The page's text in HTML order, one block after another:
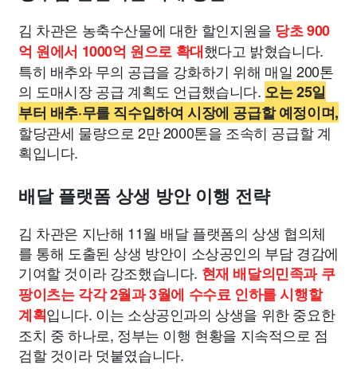
김 차관은 농축수산물에 대한 할인지원을 당초 900
억 원에서 1000억 원으로 확대했다고 밝혔습니다.
특히 배추와 무의 공급을 강화하기 위해 매일 200톤
의 도매시장 공급 계획도 언급했습니다. 오는 25일
부터 배추·무를 직수입하여 시장에 공급할 예정이며,
할당관세 물량으로 2만 2000톤을 조속히 공급할 계
획입니다.
배달 플랫폼 상생 방안 이행 전략
김 차관은 지난해 11월 배달 플랫폼의 상생 협의체
를 통해 도출된 상생 방안이 소상공인의 부담 경감에
기여할 것이라 강조했습니다. 현재 배달의민족과 쿠
팡이츠는 각각 2월과 3월에 수수료 인하를 시행할
계획입니다. 이는 소상공인과의 상생을 위한 중요한
조치 중 하나로, 정부는 이행 현황을 지속적으로 점
검할 것이라 덧붙였습니다.